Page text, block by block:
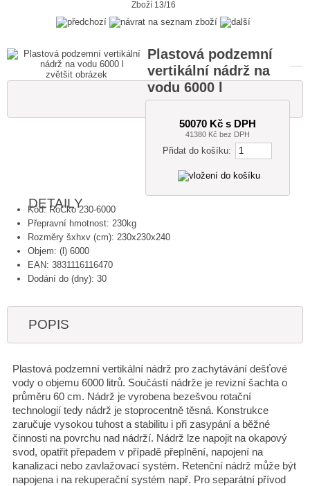
Zboží 13/16
zvětšit obrázek
Plastová podzemní
vertikální nádrž na
vodu 6000 l
50070 Kč s DPH
41380 Kč bez DPH
Přidat do košíku:
DETAILY
Kód: RoCko 230-6000
Přepravní hmotnost: 230kg
Rozměry šxhxv (cm): 230x230x240
Objem: (l) 6000
EAN: 3831116116470
Dodání do (dny): 30
POPIS
Plastová podzemní vertikální nádrž pro zachytávání dešťové
vody o objemu 6000 litrů. Součástí nádrže je revizní šachta o
průměru 60 cm. Nádrž je vyrobena bezešvou rotační
technologií tedy nádrž je stoprocentně těsná. Konstrukce
zaručuje vysokou tuhost a stabilitu i při zasypání a běžné
činnosti na povrchu nad nádrží. Nádrž lze napojit na okapový
svod, opatřit přepadem v případě přeplnění, napojení na
kanalizaci nebo zavlažovací systém. Retenční nádrž může být
napojena i na rekuperační systém např. Pro separátní přívod